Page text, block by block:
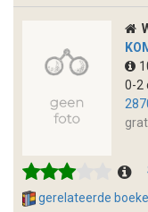
0-2
gerelateerde